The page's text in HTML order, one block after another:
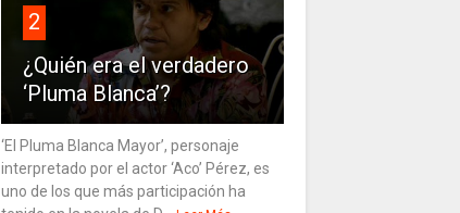
2
¿Quién era el verdadero
‘Pluma Blanca’?
‘El Pluma Blanca Mayor’, personaje
interpretado por el actor ‘Aco’ Pérez, es
uno de los que más participación ha